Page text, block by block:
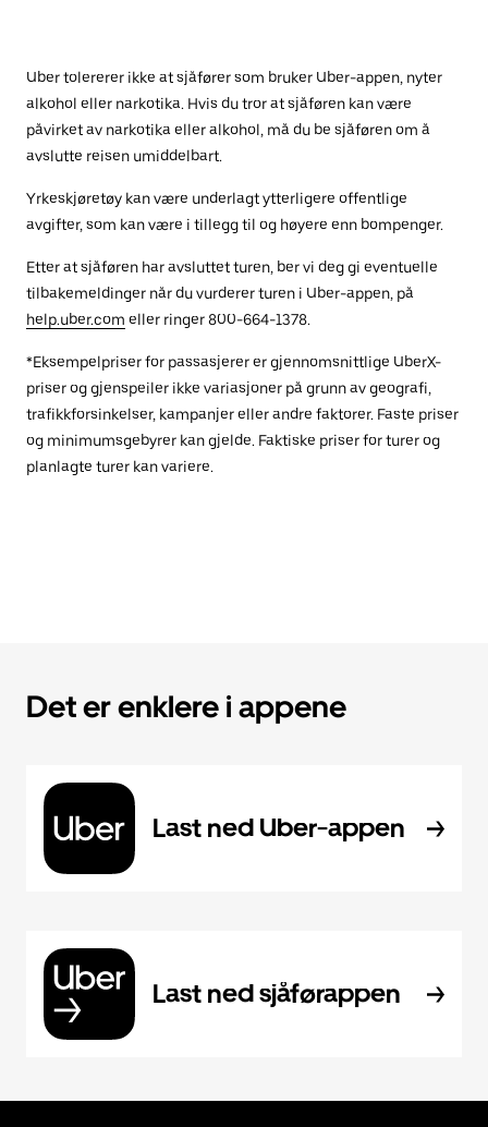
Uber tolererer ikke at sjåfører som bruker Uber-appen, nyter
alkohol eller narkotika. Hvis du tror at sjåføren kan være
påvirket av narkotika eller alkohol, må du be sjåføren om å
avslutte reisen umiddelbart.
Yrkeskjøretøy kan være underlagt ytterligere offentlige
avgifter, som kan være i tillegg til og høyere enn bompenger.
Etter at sjåføren har avsluttet turen, ber vi deg gi eventuelle
tilbakemeldinger når du vurderer turen i Uber-appen, på
help.uber.com eller ringer 800-664-1378.
*Eksempelpriser for passasjerer er gjennomsnittlige UberX-
priser og gjenspeiler ikke variasjoner på grunn av geografi,
trafikkforsinkelser, kampanjer eller andre faktorer. Faste priser
og minimumsgebyrer kan gjelde. Faktiske priser for turer og
planlagte turer kan variere.
Det er enklere i appene
Last ned Uber-appen
Last ned sjåførappen